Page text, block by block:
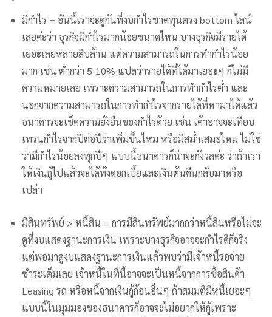
มีกำไร = อันนี้เราจะดูกันที่งบกำไรขาดทุนตรง bottom ไลน์
เลยค่ะว่า ธุรกิจมีกำไรมากน้อยขนาดไหน บางธุรกิจมีรายได้
เยอะเลยหลายสิบล้าน แต่ความสามารถในการทำกำไรน้อย
มาก เช่น ต่ำกว่า 5-10% แปลว่ารายได้ที่ได้มาเยอะๆ ก็ไม่มี
ความหมายเลย เพราะความสามารถในการทำกำไรต่ำ และ
นอกจากความสามารถในการทำกำไรจากรายได้ที่หามาได้แล้ว
ธนาคารจะเช็คความยั่งยืนของกำไรด้วย เช่น เค้าอาจจะเทียบ
เทรนกำไรจากปีต่อปีว่าเพิ่มขึ้นไหม หรือมีสม่ำเสมอไหม ไม่ใช่
ว่ามีกำไรน้อยลงทุกปีๆ แบบนี้ธนาคารก็น่าจะกังวลค่ะ ว่าถ้าเรา
ให้เงินกู้ไปแล้วจะได้ทั้งดอกเบี้ยและเงินต้นคืนกลับมาหรือ
เปล่า
มีสินทรัพย์ > หนี้สิน = การมีสินทรัพย์มากกว่าหนี้สินหรือไม่จะ
ดูที่งบแสดงฐานะการเงิน เพราะบางธุรกิจอาจจะกำไรดีก็จริง
แต่พอมาดูงบแสดงฐานะการเงินแล้วพบว่ามีเจ้าหนี้รอจ่าย
ชำระเต็มเลย เจ้าหนี้ในที่นี้อาจจะเป็นหนี้จากการซื้อสินค้า
Leasing รถ หรือหนี้จากเงินกู้ก้อนอื่นๆ ถ้าสมมติมีหนี้เยอะๆ
แบบนี้ในมุมมองของธนาคารก็อาจจะไม่อยากให้กู้เพราะ